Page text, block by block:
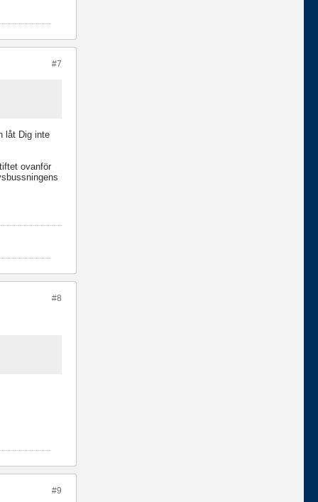
#7
låt Dig inte
ovanför
#8
#9